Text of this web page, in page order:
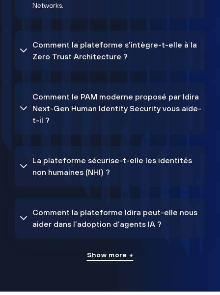
Networks.
Comment la plateforme s’intègre-t-elle à la
Zero Trust Architecture ?
Comment le PAM moderne proposé par Idira
Next-Gen Human Identity Security vous aide-
t-il ?
La plateforme sécurise-t-elle les identités
non humaines (NHI) ?
Comment la plateforme Idira peut-elle nous
aider dans l’adoption d’agents IA ?
Show more +